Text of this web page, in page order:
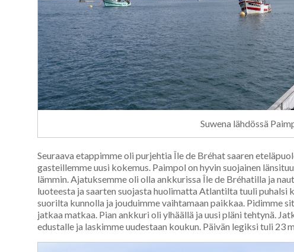
Suwena lähdössä
Seuraava etappimme oli purjehtia Île de Bréhat saaren
gasteillemme uusi kokemus. Paimpol on hyvin suojainen
lämmin. Ajatuksemme oli olla ankkurissa Île de Bréhatilla ja
luoteesta ja saarten suojasta huolimatta Atlantilta tuuli puhalsi
suorilta kunnolla ja jouduimme vaihtamaan paikkaa. Pidimme
jatkaa matkaa. Pian ankkuri oli ylhäällä ja uusi pläni tehtynä.
edustalle ja laskimme uudestaan koukun. Päivän legiksi tuli 23